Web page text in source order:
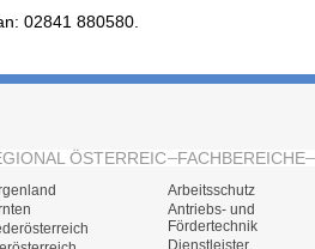
02841 880580.
ÖSTERREICHFACHBEREICHE
Arbeitsschutz
Antriebs- und
Fördertechnik
Dienstleister